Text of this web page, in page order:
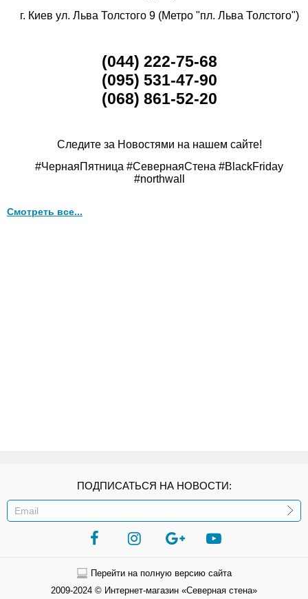
г. Киев ул. Льва Толстого 9 (Метро "пл. Льва Толстого")
(044) 222-75-68
(095) 531-47-90
(068) 861-52-20
Следите за Новостями на нашем сайте!
#ЧернаяПятница #СевернаяСтена #BlackFriday
#northwall
Смотреть все...
ПОДПИСАТЬСЯ НА НОВОСТИ:
Перейти на полную версию сайта
2009-2024 © Интернет-магазин «Северная стена»